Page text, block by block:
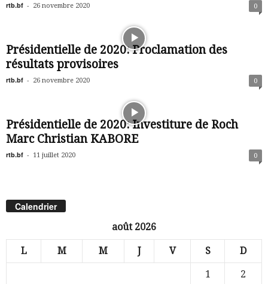
rtb.bf - 26 novembre 2020 0
Présidentielle de 2020: Proclamation des
résultats provisoires
rtb.bf - 26 novembre 2020 0
Présidentielle de 2020: Investiture de Roch
Marc Christian KABORE
rtb.bf - 11 juillet 2020 0
Calendrier
août 2026
L M M J V S D
1
2